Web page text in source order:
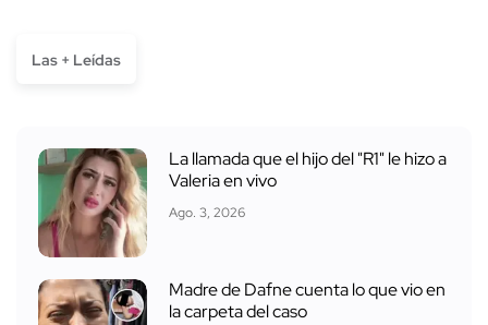
Las + Leídas
La llamada que el hijo del "R1" le hizo a
Valeria en vivo
Ago. 3, 2026
Madre de Dafne cuenta lo que vio en
la carpeta del caso